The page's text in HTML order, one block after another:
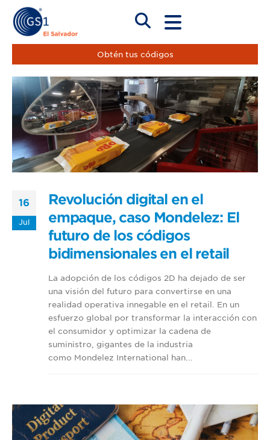
Obtén tus códigos
16
Jul
Revolución digital en el
empaque, caso Mondelēz: El
futuro de los códigos
bidimensionales en el retail
La adopción de los códigos 2D ha dejado de ser
una visión del futuro para convertirse en una
realidad operativa innegable en el retail. En un
esfuerzo global por transformar la interacción con
el consumidor y optimizar la cadena de
suministro, gigantes de la industria
como Mondelēz International han...